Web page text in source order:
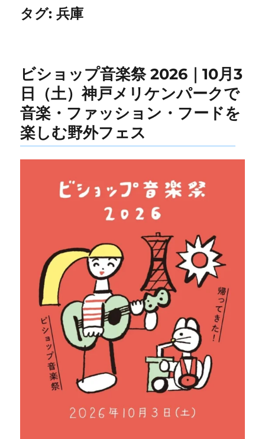
タグ:兵庫
ビショップ音楽祭 2026｜10月3
日（土）神戸メリケンパークで
音楽・ファッション・フードを
楽しむ野外フェス